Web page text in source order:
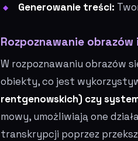
Generowanie treści:
Rozpoznawanie obrazów
W rozpoznawaniu obrazów
obiekty, co jest
rentgenowskich) czy
mowy, umożliwiają one
transkrypcji poprzez